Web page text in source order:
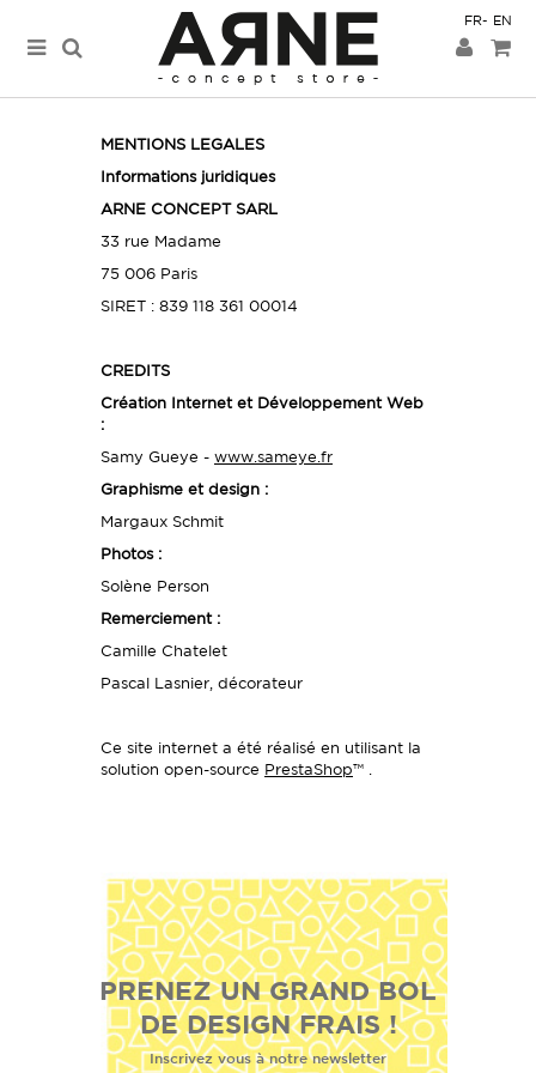
FR EN
MENTIONS LEGALES
Informations juridiques
ARNE CONCEPT SARL
33 rue Madame
75 006 Paris
SIRET : 839 118 361 00014
CREDITS
Création Internet et Développement Web
:
Samy Gueye - www.sameye.fr
Graphisme et design :
Margaux Schmit
Photos :
Solène Person
Remerciement :
Camille Chatelet
Pascal Lasnier, décorateur
Ce site internet a été réalisé en utilisant la
solution open-source PrestaShop™ .
PRENEZ UN GRAND BOL
DE DESIGN FRAIS !
Inscrivez vous à notre newsletter